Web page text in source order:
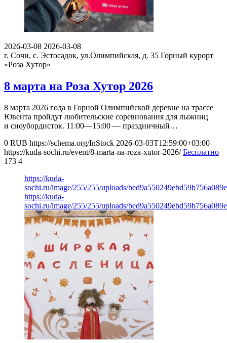
2026-03-08 2026-03-08
г. Сочи, с. Эстосадок, ул.Олимпийская, д. 35 Горный курорт
«Роза Хутор»
8 марта на Роза Хутор 2026
8 марта 2026 года в Горной Олимпийской деревне на трассе
Ювента пройдут любительские соревнования для лыжниц
и сноубордисток. 11:00—15:00 — праздничный…
0 RUB https://schema.org/InStock 2026-03-03T12:59:00+03:00
https://kuda-sochi.ru/event/8-marta-na-roza-xutor-2026/ Бесплатно
173 4
https://kuda-
sochi.ru/image/255/255/uploads/
https://kuda-
sochi.ru/image/255/255/uploads/